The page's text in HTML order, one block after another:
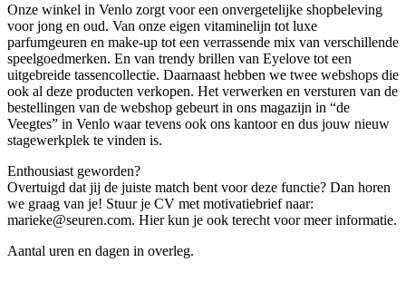
Onze winkel in Venlo zorgt voor een onvergetelijke shopbeleving
voor jong en oud. Van onze eigen vitaminelijn tot luxe
parfumgeuren en make-up tot een verrassende mix van verschillende
speelgoedmerken. En van trendy brillen van Eyelove tot een
uitgebreide tassencollectie. Daarnaast hebben we twee webshops die
ook al deze producten verkopen. Het verwerken en versturen van de
bestellingen van de webshop gebeurt in ons magazijn in “de
Veegtes” in Venlo waar tevens ook ons kantoor en dus jouw nieuw
stagewerkplek te vinden is.
Enthousiast geworden?
Overtuigd dat jij de juiste match bent voor deze functie? Dan horen
we graag van je! Stuur je CV met motivatiebrief naar:
marieke@seuren.com. Hier kun je ook terecht voor meer informatie.
Aantal uren en dagen in overleg.